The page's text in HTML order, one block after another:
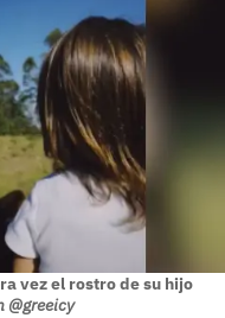
vez el rostro de su hijo
@greeicy